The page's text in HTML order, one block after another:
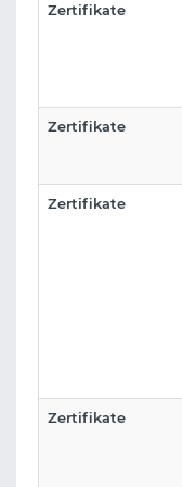
Zertifikate
Zertifikate
Zertifikate
Zertifikate